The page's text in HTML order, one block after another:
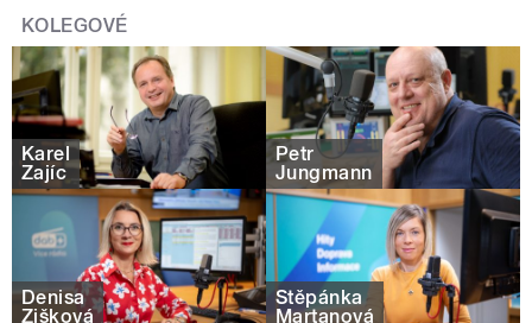
KOLEGOVÉ
Karel
Zajíc
Petr
Jungmann
Denisa
Žišková
Štěpánka
Martanová